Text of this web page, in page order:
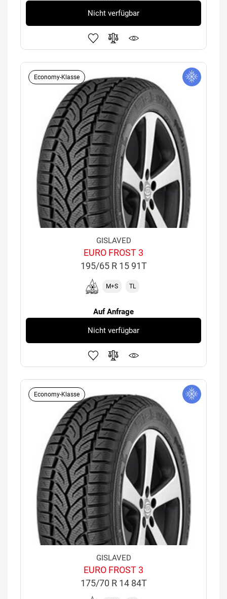
Nicht verfügbar
Economy-Klasse
GISLAVED
EURO FROST 3
195/65 R 15 91T
M+S TL
Auf Anfrage
Nicht verfügbar
Economy-Klasse
GISLAVED
EURO FROST 3
175/70 R 14 84T